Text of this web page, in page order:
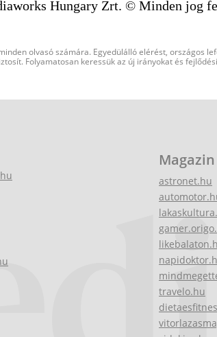
Hungary Zrt. © Minden jog
olvasó számára. Egyedülálló elérést, országos
Folyamatosan keressük az új irányokat és
Magazin
astronet.hu
travelo.hu